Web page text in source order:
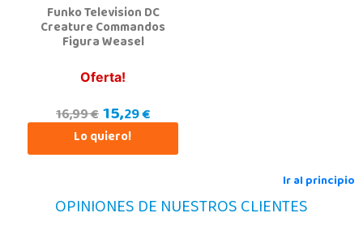
Funko Television DC
Creature Commandos
Figura Weasel
Oferta!
16,99 €15,29 €
Lo quiero!
Ir al principio
OPINIONES DE NUESTROS CLIENTES